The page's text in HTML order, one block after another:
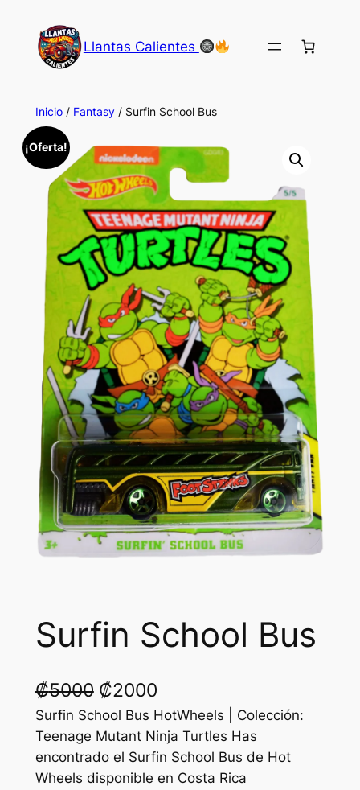
contenido
Llantas Calientes
Inicio/ Fantasy/ Surfin School Bus
¡Oferta!
Surfin School Bus
₡5000 O
r
i
g
₡2000C
u
r
r
Surfin School Bus HotWheels | Colección:
Teenage Mutant Ninja Turtles Has
encontrado el Surfin School Bus de Hot
Wheels disponible en Costa Rica